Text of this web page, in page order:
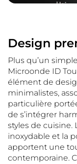
Design
Plus qu’un
Microonde ID
élément de
minimalistes,
particulière
de s’intégrer
styles de cuisine.
inoxydable et la
apportent une
contemporaine.